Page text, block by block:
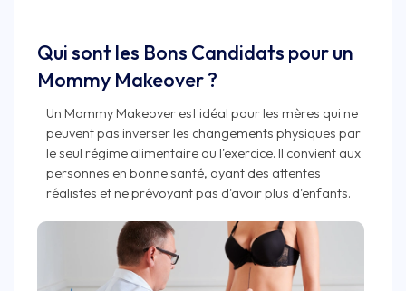
Qui sont les Bons Candidats pour un
Mommy Makeover ?
Un Mommy Makeover est idéal pour les mères qui ne
peuvent pas inverser les changements physiques par
le seul régime alimentaire ou l'exercice. Il convient aux
personnes en bonne santé, ayant des attentes
réalistes et ne prévoyant pas d'avoir plus d'enfants.